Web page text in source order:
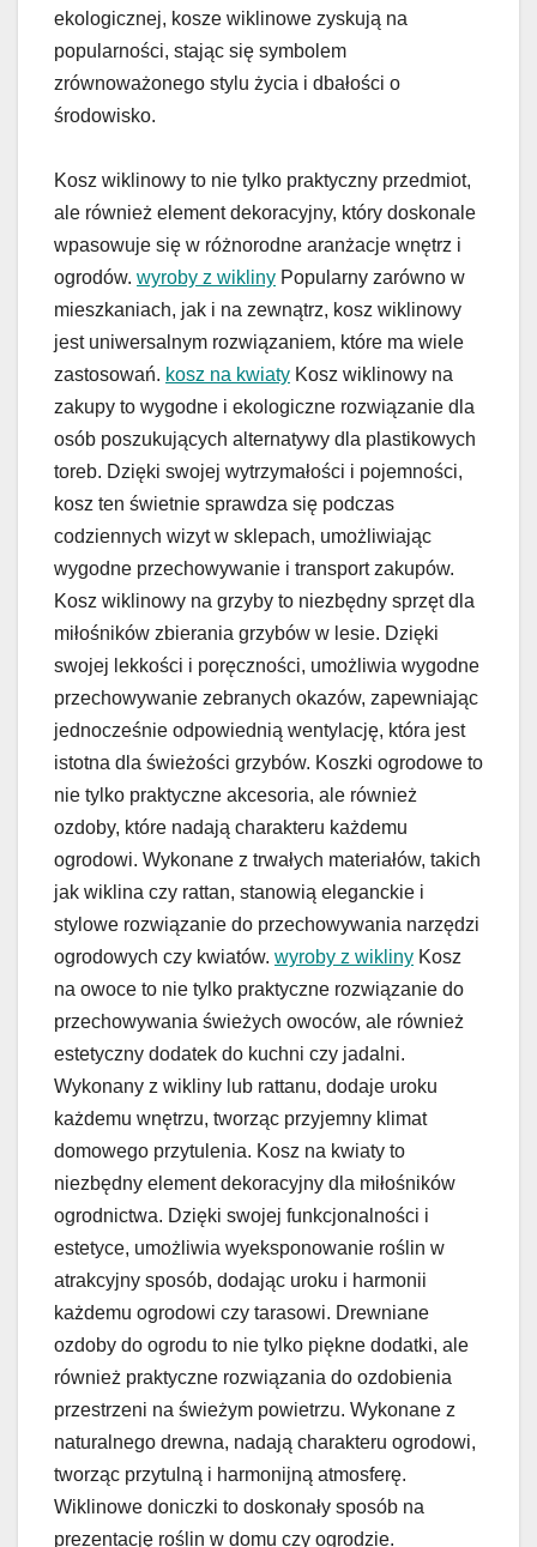
ekologicznej, kosze wiklinowe zyskują na
popularności, stając się symbolem
zrównoważonego stylu życia i dbałości o
środowisko.
Kosz wiklinowy to nie tylko praktyczny przedmiot,
ale również element dekoracyjny, który doskonale
wpasowuje się w różnorodne aranżacje wnętrz i
ogrodów. wyroby z wikliny Popularny zarówno w
mieszkaniach, jak i na zewnątrz, kosz wiklinowy
jest uniwersalnym rozwiązaniem, które ma wiele
zastosowań. kosz na kwiaty Kosz wiklinowy na
zakupy to wygodne i ekologiczne rozwiązanie dla
osób poszukujących alternatywy dla plastikowych
toreb. Dzięki swojej wytrzymałości i pojemności,
kosz ten świetnie sprawdza się podczas
codziennych wizyt w sklepach, umożliwiając
wygodne przechowywanie i transport zakupów.
Kosz wiklinowy na grzyby to niezbędny sprzęt dla
miłośników zbierania grzybów w lesie. Dzięki
swojej lekkości i poręczności, umożliwia wygodne
przechowywanie zebranych okazów, zapewniając
jednocześnie odpowiednią wentylację, która jest
istotna dla świeżości grzybów. Koszki ogrodowe to
nie tylko praktyczne akcesoria, ale również
ozdoby, które nadają charakteru każdemu
ogrodowi. Wykonane z trwałych materiałów, takich
jak wiklina czy rattan, stanowią eleganckie i
stylowe rozwiązanie do przechowywania narzędzi
ogrodowych czy kwiatów. wyroby z wikliny Kosz
na owoce to nie tylko praktyczne rozwiązanie do
przechowywania świeżych owoców, ale również
estetyczny dodatek do kuchni czy jadalni.
Wykonany z wikliny lub rattanu, dodaje uroku
każdemu wnętrzu, tworząc przyjemny klimat
domowego przytulenia. Kosz na kwiaty to
niezbędny element dekoracyjny dla miłośników
ogrodnictwa. Dzięki swojej funkcjonalności i
estetyce, umożliwia wyeksponowanie roślin w
atrakcyjny sposób, dodając uroku i harmonii
każdemu ogrodowi czy tarasowi. Drewniane
ozdoby do ogrodu to nie tylko piękne dodatki, ale
również praktyczne rozwiązania do ozdobienia
przestrzeni na świeżym powietrzu. Wykonane z
naturalnego drewna, nadają charakteru ogrodowi,
tworząc przytulną i harmonijną atmosferę.
Wiklinowe doniczki to doskonały sposób na
prezentację roślin w domu czy ogrodzie.